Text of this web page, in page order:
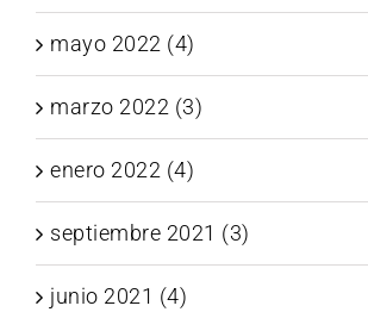
mayo 2022 (4)
marzo 2022 (3)
enero 2022 (4)
septiembre 2021 (3)
junio 2021 (4)